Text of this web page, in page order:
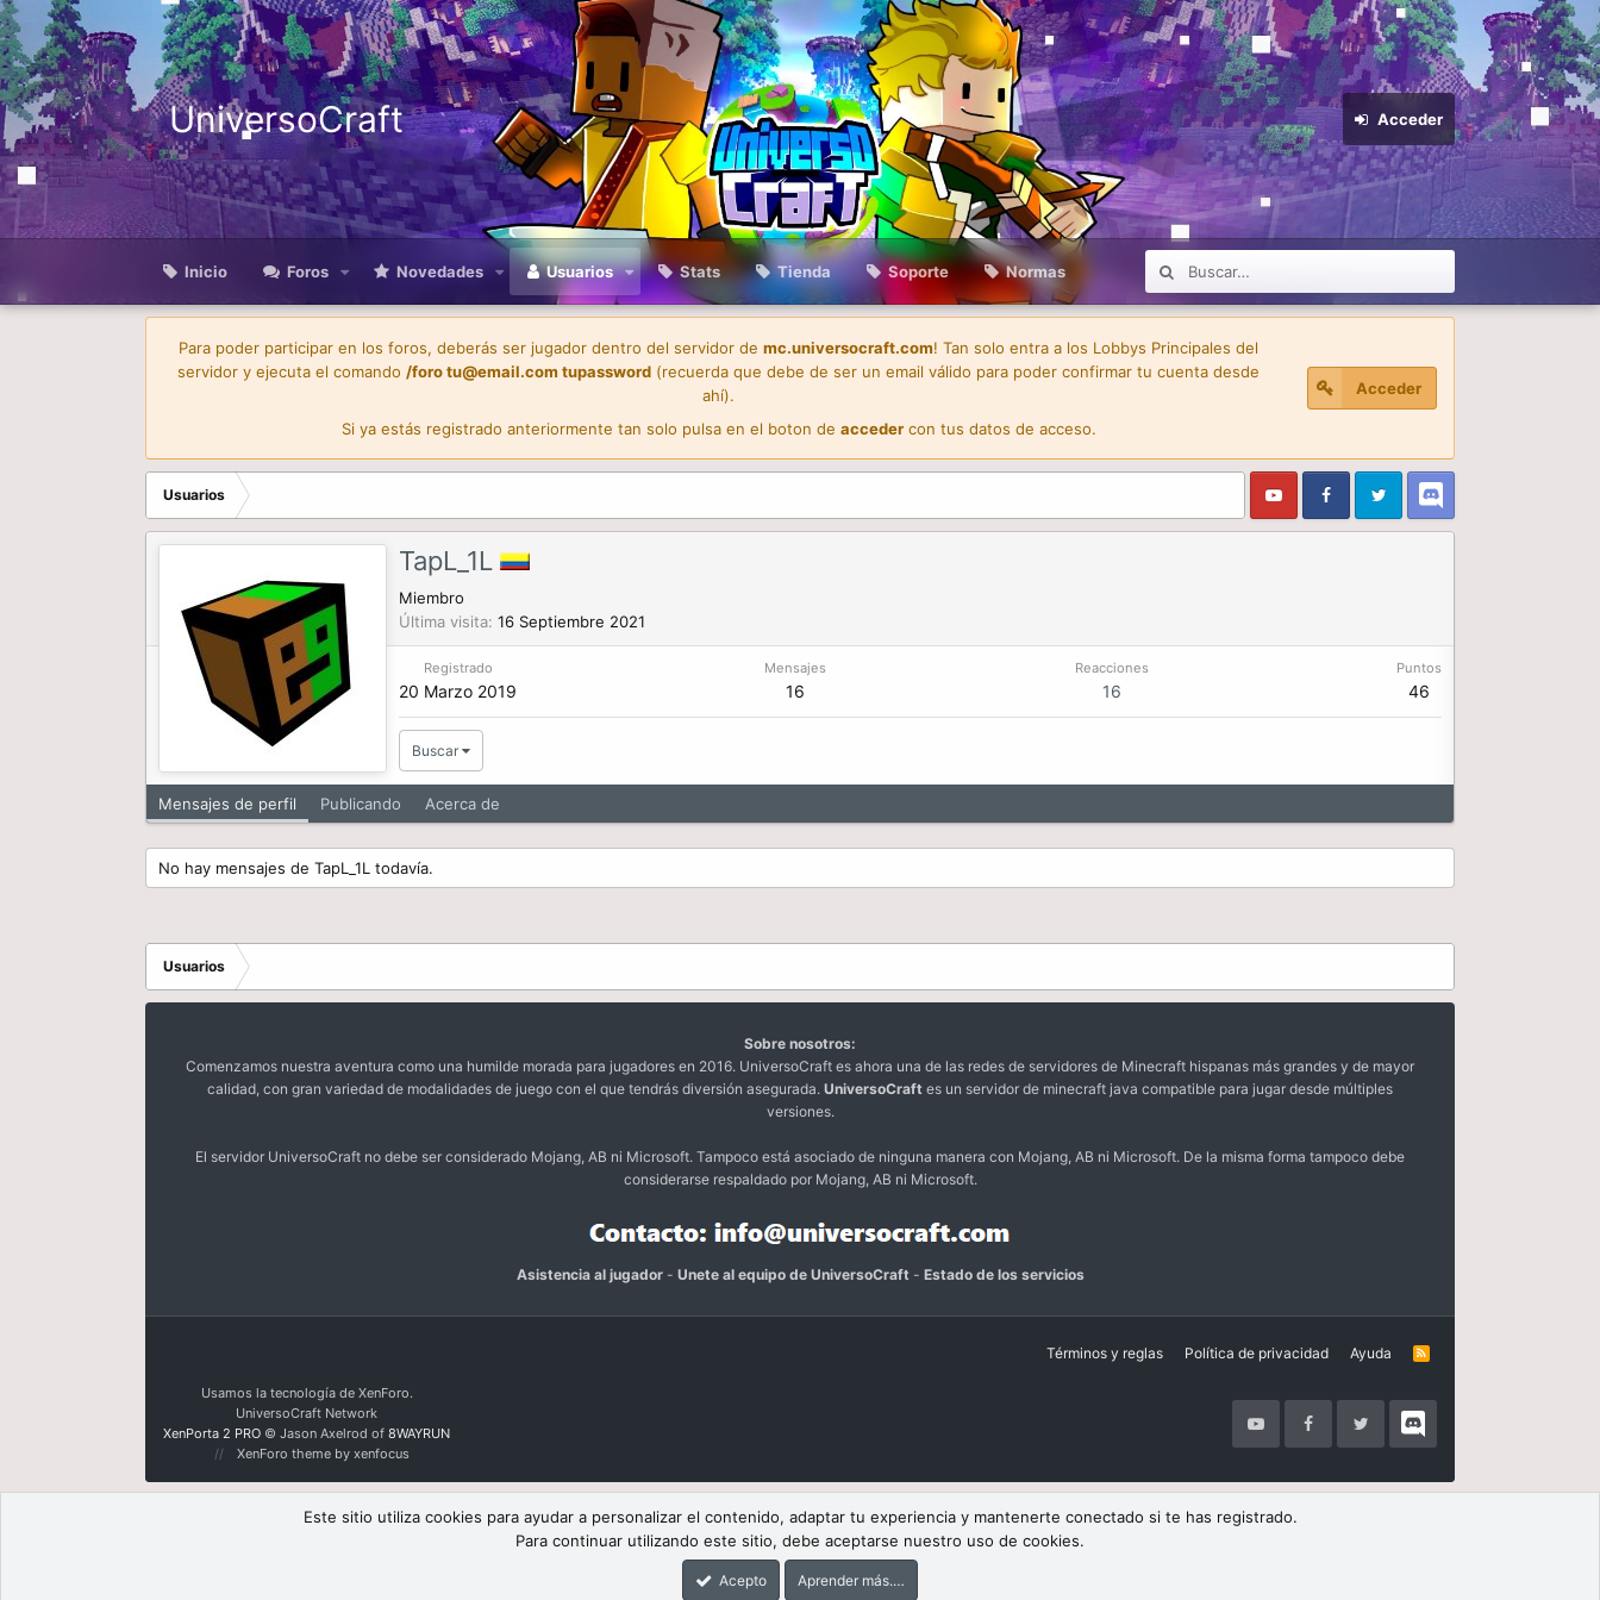
UniversoCraft Acceder
Inicio Foros Novedades Usuarios Stats Tienda Soporte Normas
Para poder participar en los foros, deberás ser jugador dentro del servidor de mc.universocraft.com! Tan solo entra a los Lobbys Principales del
servidor y ejecuta el comando /forotu@email.com tupassword (recuerda que debe de ser un email válido para poder confirmar tu cuenta desde
ahí).
Si ya estás registrado anteriormente tan solo pulsa en el boton de accedercon tus datos de acceso.
Acceder
Usuarios
TapL_1L
Miembro
Última visita 16 Septiembre 2021
Registrado
20 Marzo 2019
Mensajes
16
Reacciones
16
Puntos
46
Buscar
Mensajes de perfil Publicando Acerca de
No hay mensajes de TapL_1L todavía.
Usuarios
Sobre nosotros:
Comenzamos nuestra aventura como una humilde morada para jugadores en 2016. UniversoCraft es ahora una de las redes de servidores de Minecraft hispanas más grandes y de mayor
calidad, con gran variedad de modalidades de juego con el que tendrás diversión asegurada. UniversoCraft es un servidor de minecraft java compatible para jugar desde múltiples
versiones.
El servidor UniversoCraft no debe ser considerado Mojang, AB ni Microsoft. Tampoco está asociado de ninguna manera con Mojang, AB ni Microsoft. De la misma forma tampoco debe
considerarse respaldado por Mojang, AB ni Microsoft.
Asistencia al jugador- Unete al equipo de UniversoCraft - Estado de los servicios
Términos y reglas Política de privacidad Ayuda
R
Usamos la tecnología de XenForo.
UniversoCraft Network
XenPorta 2 PRO © Jason Axelrod of 8WAYRUN
XenForo theme by xenfocus
Este sitio utiliza cookies para ayudar a personalizar el contenido, adaptar tu experiencia y mantenerte conectado si te has registrado.
Para continuar utilizando este sitio, debe aceptarse nuestro uso de cookies.
Acepto Aprender más.…